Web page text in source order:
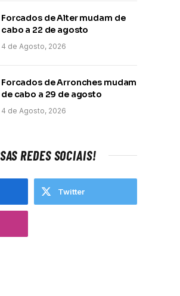
Forcados de Alter mudam de
cabo a 22 de agosto
4 de Agosto, 2026
Forcados de Arronches mudam
de cabo a 29 de agosto
4 de Agosto, 2026
REDES SOCIAIS!
Twitter